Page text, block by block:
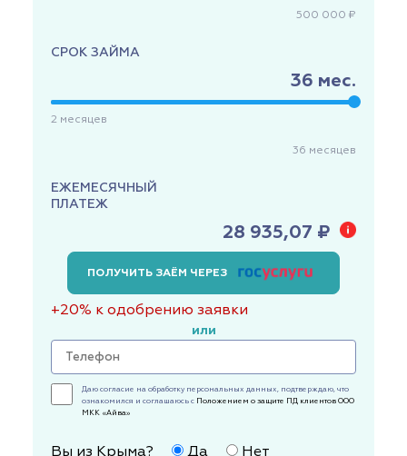
500 000 ₽
СРОК ЗАЙМА
36 мес.
2 месяцев
36 месяцев
ЕЖЕМЕСЯЧНЫЙ
ПЛАТЕЖ
28 935,07 ₽
ПОЛУЧИТЬ ЗАЁМ ЧЕРЕЗ
+20% к одобрению заявки
или
Даю согласие на обработку персональных данных, подтверждаю, что
ознакомился и соглашаюсь с Положением о защите ПД клиентов ООО
МКК «Айва»
Вы из Крыма? Да Нет